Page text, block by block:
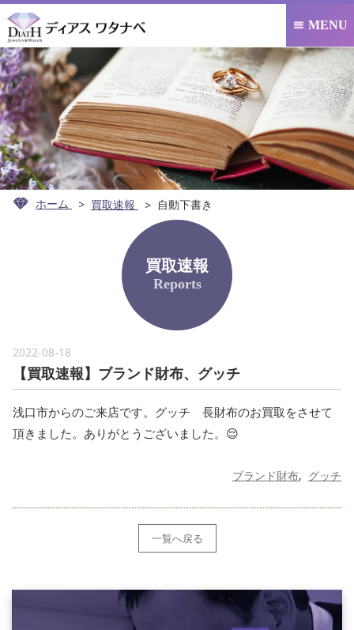
 MENU
ホーム 買取速報 自動下書き
買取速報
Reports
2022-08-18
【買取速報】ブランド財布、グッチ
浅口市からのご来店です。グッチ 長財布のお買取をさせて
頂きました。ありがとうございました。😌
ブランド財布 グッチ
一覧へ戻る